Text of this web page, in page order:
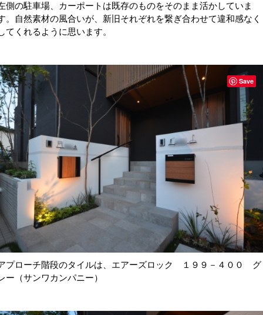
側の駐車場、カーポートは既存のものをそのまま活かしていま
。自然素材の風合いが、新旧それぞれを繋ぎ合わせて違和感なく
てくれるように思います。
プローチ階段のタイルは、エアーズロック １９９－４００ グ
ー（サンワカンパニー）
Save